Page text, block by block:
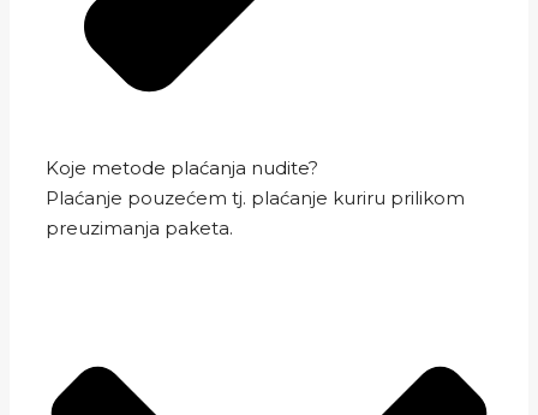
Koje metode plaćanja nudite?
Plaćanje pouzećem tj. plaćanje kuriru prilikom
preuzimanja paketa.